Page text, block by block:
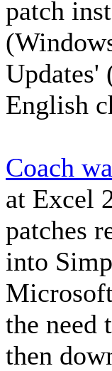
patch
Updates'
English
Coach
at Excel
patches
into
the need
then